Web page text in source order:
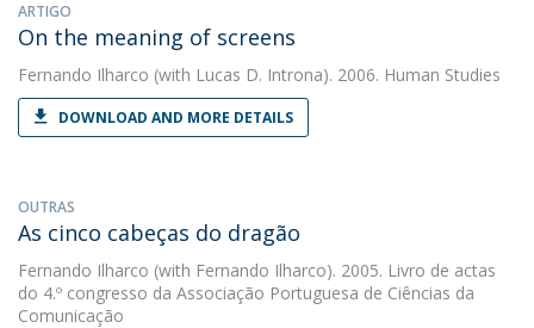
ARTIGO
On the meaning of screens
Fernando Ilharco (with Lucas D. Introna). 2006. Human Studies
DOWNLOAD AND MORE DETAILS
OUTRAS
As cinco cabeças do dragão
Fernando Ilharco (with Fernando Ilharco). 2005. Livro de actas
do 4.º congresso da Associação Portuguesa de Ciências da
Comunicação